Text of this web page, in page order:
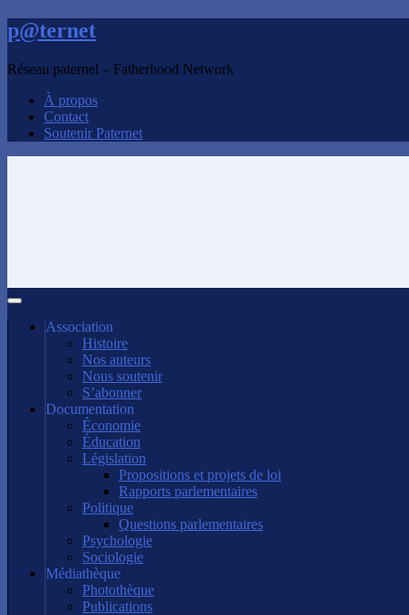
p@ternet
Réseau paternel – Fatherhood Network
À propos
Contact
Soutenir Paternet
Association
Histoire
Nos auteurs
Nous soutenir
S’abonner
Documentation
Économie
Éducation
Législation
Propositions et projets de loi
Rapports parlementaires
Politique
Questions parlementaires
Psychologie
Sociologie
Médiathèque
Photothèque
Publications